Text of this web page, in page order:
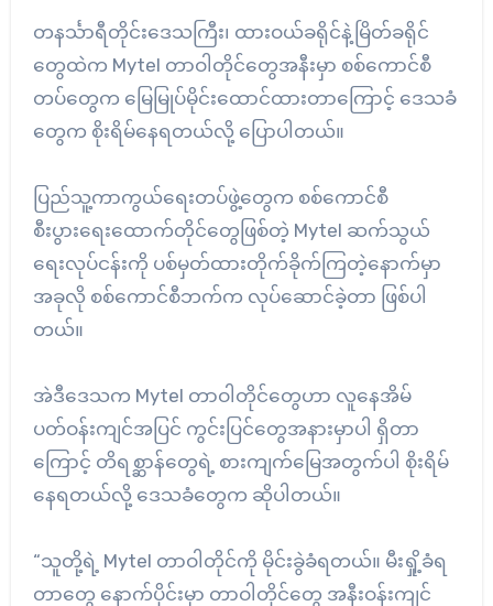
တနင်္သာရီတိုင်းဒေသကြီး၊ ထားဝယ်ခရိုင်နဲ့မြိတ်ခရိုင်
တွေထဲက Mytel တာဝါတိုင်တွေအနီးမှာ စစ်ကောင်စီ
တပ်တွေက မြေမြုပ်မိုင်းထောင်ထားတာကြောင့် ဒေသခံ
တွေက စိုးရိမ်နေရတယ်လို့ ပြောပါတယ်။
ပြည်သူ့ကာကွယ်ရေးတပ်ဖွဲ့တွေက စစ်ကောင်စီ
စီးပွားရေးထောက်တိုင်တွေဖြစ်တဲ့ Mytel ဆက်သွယ်
ရေးလုပ်ငန်းကို ပစ်မှတ်ထားတိုက်ခိုက်ကြတဲ့နောက်မှာ
အခုလို စစ်ကောင်စီဘက်က လုပ်ဆောင်ခဲ့တာ ဖြစ်ပါ
တယ်။
အဲဒီဒေသက Mytel တာဝါတိုင်တွေဟာ လူနေအိမ်
ပတ်ဝန်းကျင်အပြင် ကွင်းပြင်တွေအနားမှာပါ ရှိတာ
ကြောင့် တိရစ္ဆာန်တွေရဲ့ စားကျက်မြေအတွက်ပါ စိုးရိမ်
နေရတယ်လို့ ဒေသခံတွေက ဆိုပါတယ်။
“သူတို့ရဲ့ Mytel တာဝါတိုင်ကို မိုင်းခွဲခံရတယ်။ မီးရှို့ခံရ
တာတွေ နောက်ပိုင်းမှာ တာဝါတိုင်တွေ အနီးဝန်းကျင်